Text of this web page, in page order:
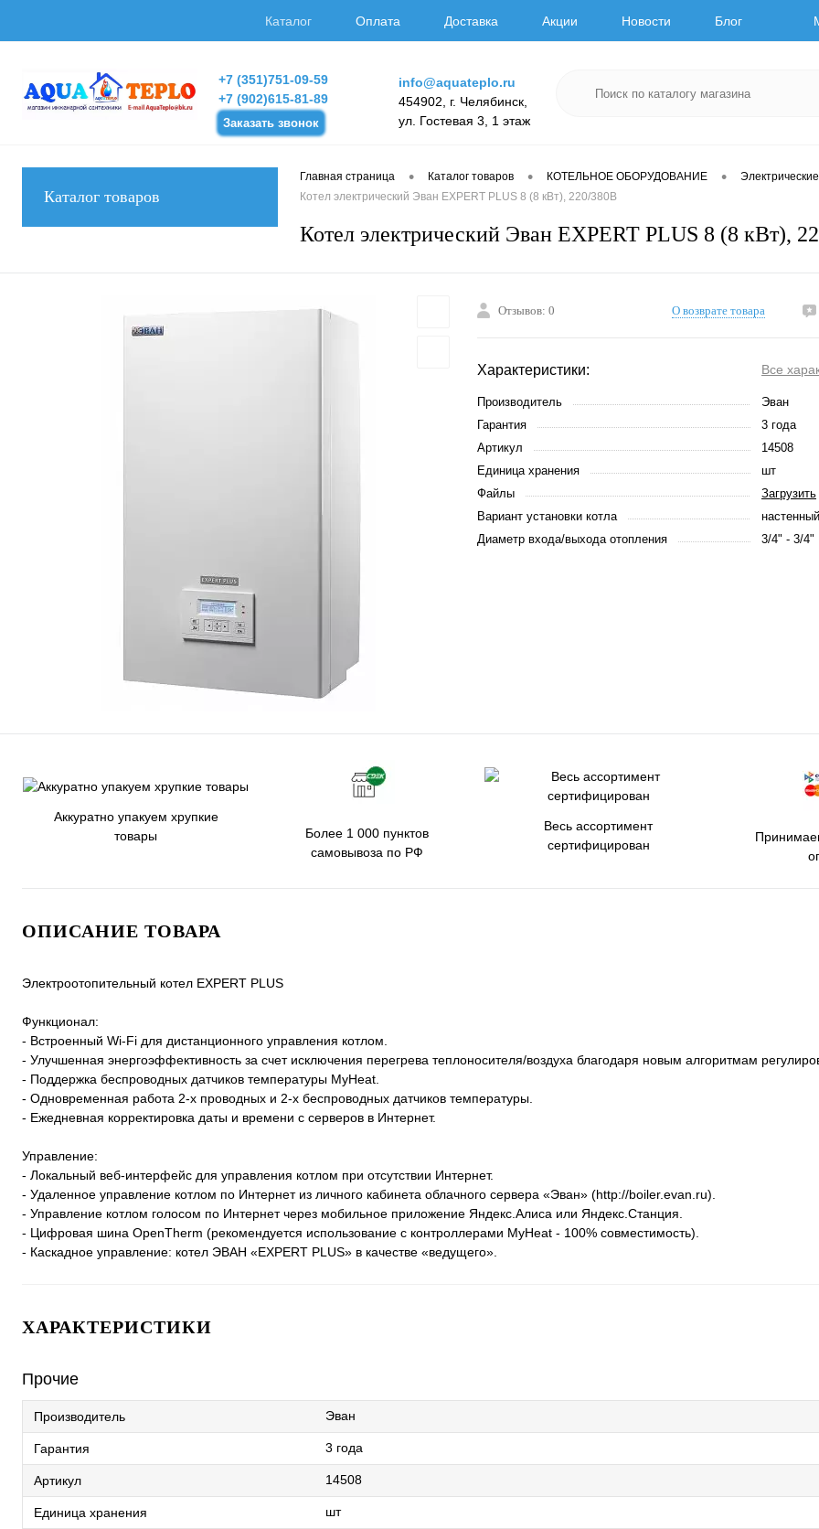
Каталог Оплата Доставка Акции Новости Блог
+7 (351)751-09-59
+7 (902)615-81-89
Заказать звонок
info@aquateplo.ru
454902, г. Челябинск,
ул. Гостевая 3, 1 этаж
Каталог товаров
Главная страница • Каталог товаров • КОТЕЛЬНОЕ ОБОРУДОВАНИЕ •
Котел электрический Эван EXPERT PLUS 8 (8 кВт), 220/380В
Котел электрический Эван EXPERT PLUS 8 (8 кВт),
Отзывов: 0 О возврате товара
Характеристики: Все
Производитель
Эван
Гарантия
3 года
Артикул
14508
Единица хранения
шт
Файлы
Загрузить
Вариант установки котла
настенный
Диаметр входа/выхода отопления
3/4" - 3/4"
Аккуратно упакуем хрупкие
товары
Более 1 000 пунктов
самовывоза по РФ
Весь ассортимент
сертифицирован
ОПИСАНИЕ ТОВАРА
Электроотопительный котел EXPERT PLUS
Функционал:
- Встроенный Wi-Fi для дистанционного управления котлом.
- Улучшенная энергоэффективность за счет исключения перегрева теплоносителя/воздуха благодаря новым алгоритмам
- Поддержка беспроводных датчиков температуры MyHeat.
- Одновременная работа 2-х проводных и 2-х беспроводных датчиков температуры.
- Ежедневная корректировка даты и времени с серверов в Интернет.
Управление:
- Локальный веб-интерфейс для управления котлом при отсутствии Интернет.
- Удаленное управление котлом по Интернет из личного кабинета облачного сервера «Эван» (http://boiler.evan.ru).
- Управление котлом голосом по Интернет через мобильное приложение Яндекс.Алиса или Яндекс.Станция.
- Цифровая шина OpenTherm (рекомендуется использование с контроллерами MyHeat - 100% совместимость).
- Каскадное управление: котел ЭВАН «EXPERT PLUS» в качестве «ведущего».
ХАРАКТЕРИСТИКИ
Прочие
Производитель Эван
Гарантия 3 года
Артикул 14508
Единица хранения шт